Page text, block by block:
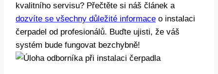
kvalitního servisu? Přečtěte si náš článek a
dozvíte se všechny důležité informace o instalaci
čerpadel od profesionálů. Buďte ujisti, že váš
systém bude fungovat bezchybně!